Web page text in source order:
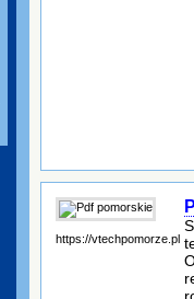
https://vtechpomorze.pl